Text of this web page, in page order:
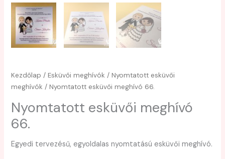
Kezdőlap /Esküvői meghívók /Nyomtatott esküvői
meghívók / Nyomtatott esküvői meghívó 66.
Nyomtatott esküvői meghívó
66.
Egyedi tervezésű, egyoldalas nyomtatású esküvői meghívó.